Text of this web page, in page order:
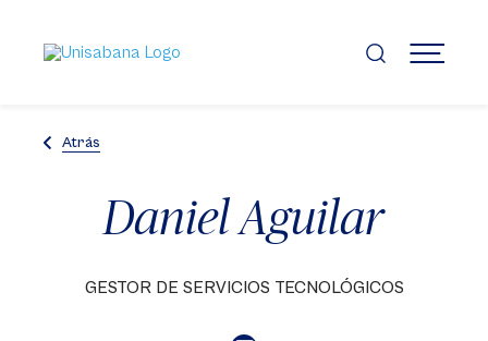
contenido
principal
MENÚ
Atrás
Daniel Aguilar
GESTOR DE SERVICIOS TECNOLÓGICOS